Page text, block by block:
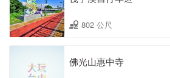
802 公尺
佛光山惠中寺